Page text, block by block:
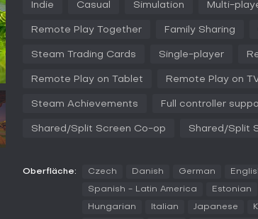
darunter neue Gebäude und Deko-Elemente, die
musst aber den Kraftstoffstand im Auge behalten,
Ein Highlight ist das Offline-Progressionssystem:
fertige Tiere bei der Rückkehr - pure Zufriedenheit.
Außenarbeiten. Haustiere wie anpassbare Katzen
sorgen für Gesellschaft.
Für Multiplayer-Liebhaber gibt's Online-Coop:
Farm öffentlich. Ein Permission-System gibt dir
dürfen - Hilfe beim Farmen ja, ungewollte
Indie Casual Simulation Multi-
Remote Play Together Family Sharing
Steam Trading Cards Single-player
Remote Play on Tablet Remote Play on
Steam Achievements Full controller
Shared/Split Screen Co-op Shared/Split
Oberfläche: Czech Danish German
Spanish - Latin America Estonian
Hungarian Italian Japanese